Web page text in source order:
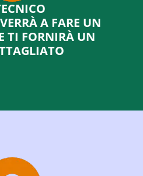
A FARE UN
TI FORNIRÀ UN